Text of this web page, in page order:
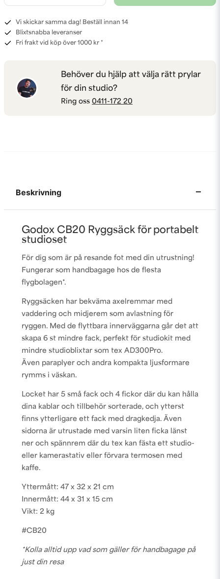
Vi skickar samma dag! Beställ innan 14
Blixtsnabba leveranser
Fri frakt vid köp över 1000 kr *
Behöver du hjälp att välja rätt prylar
för din studio?
Ring oss 0411-172 20
Beskrivning
Godox CB20 Ryggsäck för portabelt
studioset
För dig som är på resande fot med din utrustning!
Fungerar som handbagage hos de flesta
flygbolagen*.
Ryggsäcken har bekväma axelremmar med
vaddering och midjerem som avlastning för
ryggen. Med de flyttbara innerväggarna går det att
skapa 6 st mindre fack, perfekt för studiokit med
mindre studioblixtar som tex AD300Pro.
Även paraplyer och andra kompakta ljusformare
rymms i väskan.
Locket har 5 små fack och 4 fickor där du kan hålla
dina kablar och tillbehör sorterade, och ytterst
finns ytterligare ett fack med dragkedja. Även
sidorna är utrustade med varsin liten ficka länst
ner och spännrem där du tex kan fästa ett studio-
eller kamerastativ eller förvara termosen med
kaffe.
Yttermått: 47 x 32 x 21 cm
Innermått: 44 x 31 x 15 cm
Vikt: 2 kg
#CB20
*Kolla alltid upp vad som gäller för handbagage på
just din resa